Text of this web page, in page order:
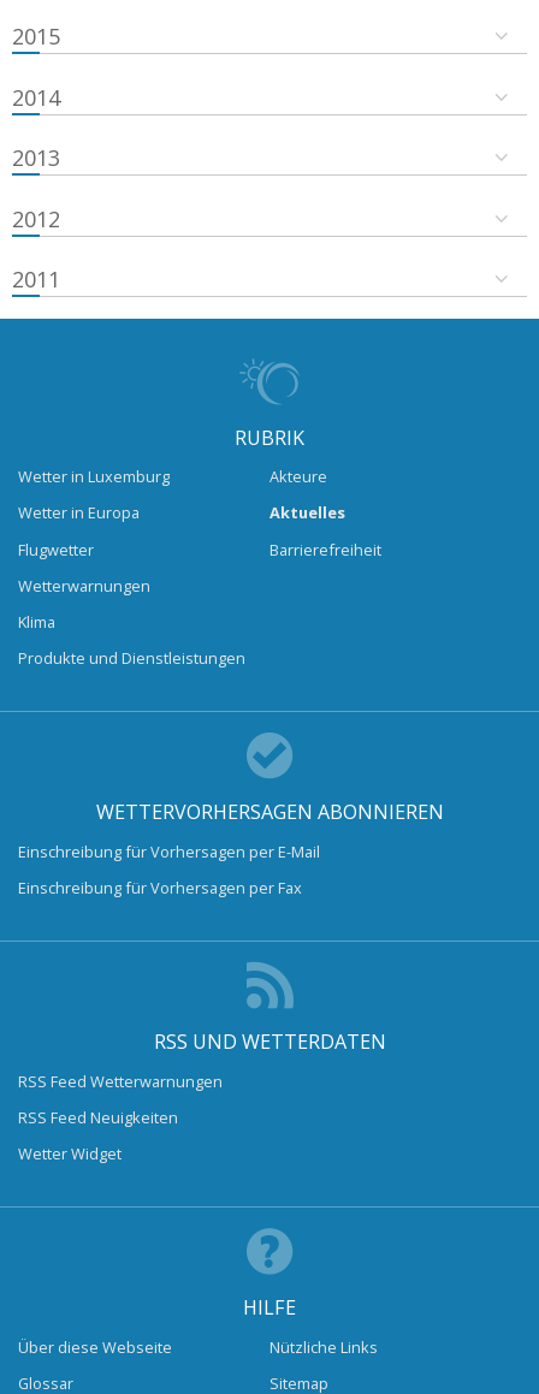
2015
2014
2013
2012
2011
RUBRIK
Wetter in Luxemburg
Wetter in Europa
Flugwetter
Wetterwarnungen
Klima
Produkte und Dienstleistungen
Akteure
Aktuelles
Barrierefreiheit
WETTERVORHERSAGEN ABONNIEREN
Einschreibung für Vorhersagen per E-Mail
Einschreibung für Vorhersagen per Fax
RSS UND WETTERDATEN
RSS Feed Wetterwarnungen
RSS Feed Neuigkeiten
Wetter Widget
HILFE
Über diese Webseite
Glossar
Nützliche Links
Sitemap